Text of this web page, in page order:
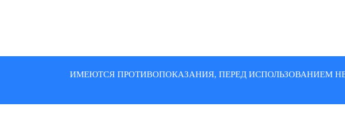
ИМЕЮТСЯ ПРОТИВОПОКАЗАНИЯ, ПЕРЕД ИСПОЛЬЗОВАНИЕМ